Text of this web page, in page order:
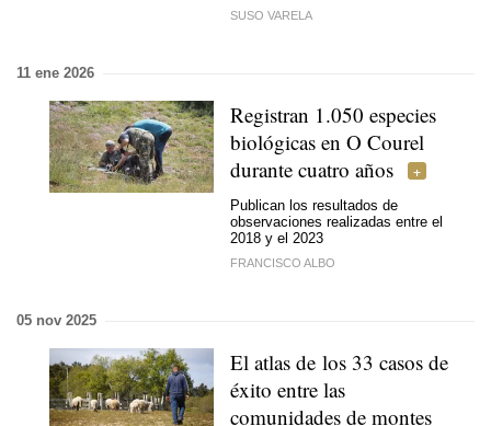
SUSO VARELA
11 ene 2026
Registran 1.050 especies
biológicas en O Courel
durante cuatro años
Publican los resultados de
observaciones realizadas entre el
2018 y el 2023
FRANCISCO ALBO
05 nov 2025
El atlas de los 33 casos de
éxito entre las
comunidades de montes